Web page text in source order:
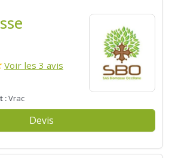
Voir les 3 avis
:Vrac
Devis